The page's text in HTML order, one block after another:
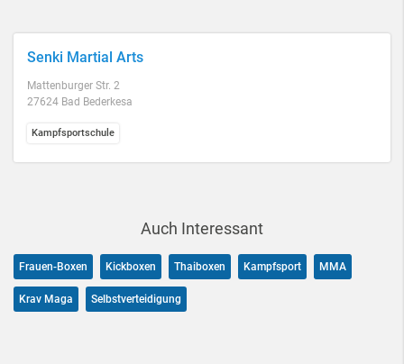
Senki Martial Arts
Mattenburger Str. 2
27624 Bad Bederkesa
Kampfsportschule
Auch Interessant
Frauen-Boxen Kickboxen Thaiboxen Kampfsport MMA
Krav Maga Selbstverteidigung